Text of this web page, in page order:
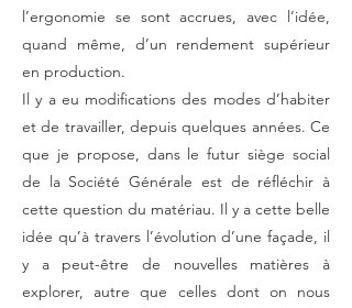
l’ergonomie se sont accrues, avec l’idée,
quand même, d’un rendement supérieur
en production.
Il y a eu modifications des modes d’habiter
et de travailler, depuis quelques années. Ce
que je propose, dans le futur siège social
de la Société Générale est de réfléchir à
cette question du matériau. Il y a cette belle
idée qu’à travers l’évolution d’une façade, il
y a peut-être de nouvelles matières à
explorer, autre que celles dont on nous